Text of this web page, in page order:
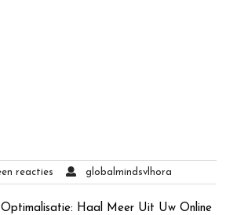
reacties globalmindsvlhora
Optimalisatie: Haal Meer Uit Uw Online